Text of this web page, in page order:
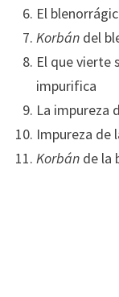
El
Korbán del
El que vierte
impurifica
La impureza
Impureza de
Korbán de la